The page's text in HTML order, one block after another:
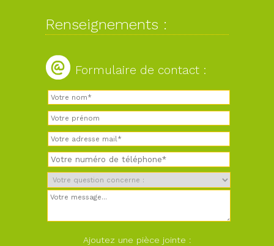
Renseignements :
Formulaire de contact :
Ajoutez une pièce jointe :